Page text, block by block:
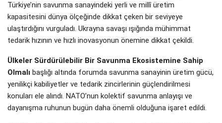
Türkiye’nin savunma sanayindeki yerli ve millî üretim
kapasitesini dünya ölçeğinde dikkat çeken bir seviyeye
ulaştırdığını vurguladı. Ukrayna savaşı ışığında mühimmat
tedarik hızının ve hızlı inovasyonun önemine dikkat çekildi.
Ülkeler Sürdürülebilir Bir Savunma Ekosistemine Sahip
Olmalı başlığı altında forumda savunma sanayinin üretim gücü,
yenilikçi kabiliyetler ve tedarik zincirlerinin güçlendirilmesi
konuları ele alındı. NATO’nun kolektif savunma anlayışı ve
dayanışma ruhunun bugün daha önemli olduğuna işaret edildi.